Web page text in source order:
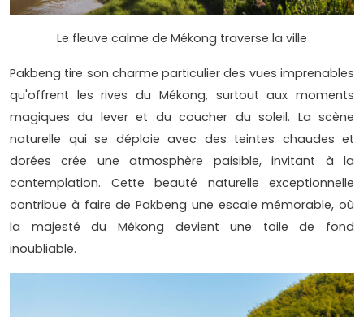
Le fleuve calme de Mékong traverse la ville
Pakbeng tire son charme particulier des vues imprenables
qu'offrent les rives du Mékong, surtout aux moments
magiques du lever et du coucher du soleil. La scène
naturelle qui se déploie avec des teintes chaudes et
dorées crée une atmosphère paisible, invitant à la
contemplation. Cette beauté naturelle exceptionnelle
contribue à faire de Pakbeng une escale mémorable, où
la majesté du Mékong devient une toile de fond
inoubliable.